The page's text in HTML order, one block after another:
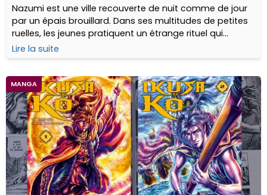
Nazumi est une ville recouverte de nuit comme de jour
par un épais brouillard. Dans ses multitudes de petites
ruelles, les jeunes pratiquent un étrange rituel qui
consiste à demander au premier passant de prédire
son avenir. Mais ce jeu qui semble...
Lire la suite
MANGA